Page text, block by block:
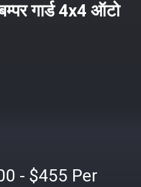
गार्ड 4x4 ऑटो
- $455 Per